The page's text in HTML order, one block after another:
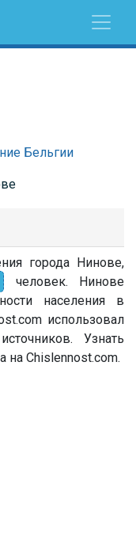
Бельгии
города Нинове,
человек. Нинове
населения в
использовал
Узнать
на Chislennost.com.